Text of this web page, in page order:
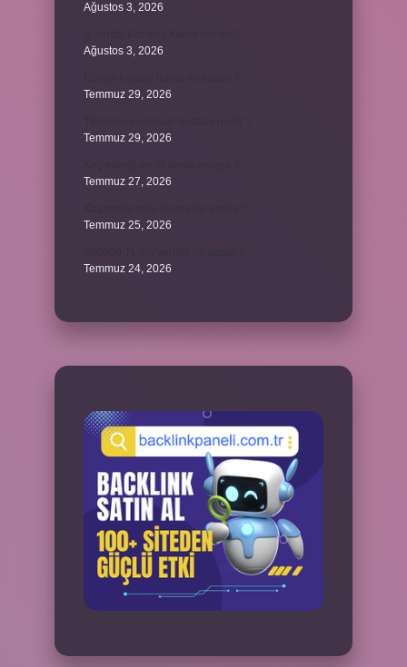
Ağustos 3, 2026
Ağustos 3, 2026
Temmuz 29, 2026
Temmuz 29, 2026
Temmuz 27, 2026
Temmuz 25, 2026
Temmuz 24, 2026